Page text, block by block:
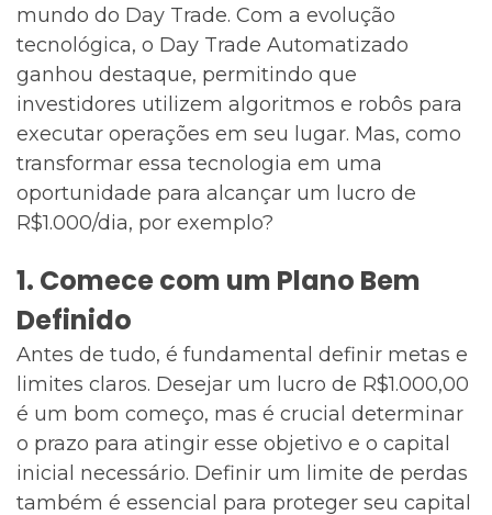
mundo do Day Trade. Com a evolução
tecnológica, o Day Trade Automatizado
ganhou destaque, permitindo que
investidores utilizem algoritmos e robôs para
executar operações em seu lugar. Mas, como
transformar essa tecnologia em uma
oportunidade para alcançar um lucro de
R$1.000/dia, por exemplo?
1. Comece com um Plano Bem
Definido
Antes de tudo, é fundamental definir metas e
limites claros. Desejar um lucro de R$1.000,00
é um bom começo, mas é crucial determinar
o prazo para atingir esse objetivo e o capital
inicial necessário. Definir um limite de perdas
também é essencial para proteger seu capital